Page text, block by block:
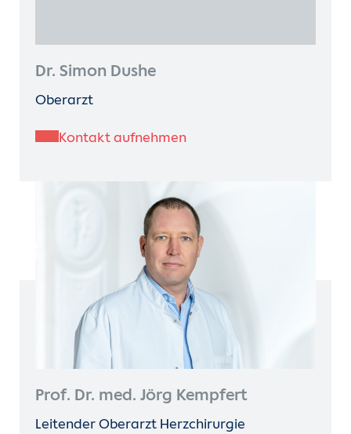
Dr. Simon Dushe
Oberarzt
Kontakt aufnehmen
Prof. Dr. med. Jörg Kempfert
Leitender Oberarzt Herzchirurgie